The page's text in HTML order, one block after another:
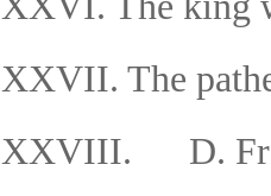
XXVII. The
XXVIII. D.